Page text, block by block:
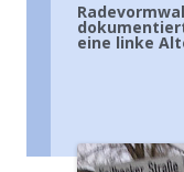
eine linke